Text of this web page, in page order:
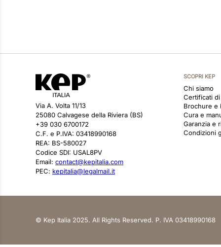
Finitura Calotta
Via A. Volta 11/13
25080 Calvagese della Riviera (BS)
+39 030 6700172
C.F. e P.IVA: 03418990168
REA: BS-580027
Codice SDI: USAL8PV
Email: contact@kepitalia.com
PEC: kepitalia@legalmail.it
SCOPRI KEP
Chi siamo
Certificati
Brochure e
Cura e
Garanzia e
Condizioni
© Kep Italia 2025. All Rights Reserved. P. IVA 03418990168